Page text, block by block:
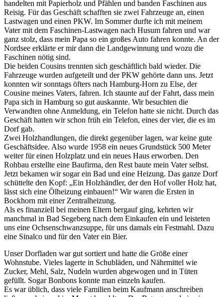
handelten mit Papierholz und Pfählen und banden Faschinen aus
Reisig. Für das Geschäft schafften sie zwei Fahrzeuge an, einen
Lastwagen und einen PKW. Im Sommer durfte ich mit meinem
Vater mit dem Faschinen-Lastwagen nach Husum fahren und war
ganz stolz, dass mein Papa so ein großes Auto fahren konnte. An der
Nordsee erklärte er mir dann die Landgewinnung und wozu die
Faschinen nötig sind.
Die beiden Cousins trennten sich geschäftlich bald wieder. Die
Fahrzeuge wurden aufgeteilt und der PKW gehörte dann uns. Jetzt
konnten wir sonntags öfters nach Hamburg-Horn zu Else, der
Cousine meines Vaters, fahren. Ich staunte auf der Fahrt, dass mein
Papa sich in Hamburg so gut auskannte. Wir besuchten die
Verwandten ohne Anmeldung, ein Telefon hatte sie nicht. Durch das
Geschäft hatten wir schon früh ein Telefon, eines der vier, die es im
Dorf gab.
Zwei Holzhandlungen, die direkt gegenüber lagen, war keine gute
Geschäftsidee. Also wurde 1958 ein neues Grundstück 500 Meter
weiter für einen Holzplatz und ein neues Haus erworben. Den
Rohbau erstellte eine Baufirma, den Rest baute mein Vater selbst.
Jetzt bekamen wir sogar ein Bad und eine Heizung. Das ganze Dorf
schüttelte den Kopf:
Ein Holzhändler, der den Hof voller Holz hat,
lässt sich eine Ölheizung einbauen!
Wir waren die Ersten in
Bockhorn mit einer Zentralheizung.
Als es finanziell bei meinen Eltern bergauf ging, kehrten wir
manchmal in Bad Segeberg nach dem Einkaufen ein und leisteten
uns eine Ochsenschwanzsuppe, für uns damals ein Festmahl. Dazu
eine Sinalco und für den Vater ein Bier.
Unser Dorfladen war gut sortiert und hatte die Größe einer
Wohnstube. Vieles lagerte in Schubläden, und Nährmittel wie
Zucker, Mehl, Salz, Nudeln wurden abgewogen und in Tüten
gefüllt. Sogar Bonbons konnte man einzeln kaufen.
Es war üblich, dass viele Familien beim Kaufmann anschreiben